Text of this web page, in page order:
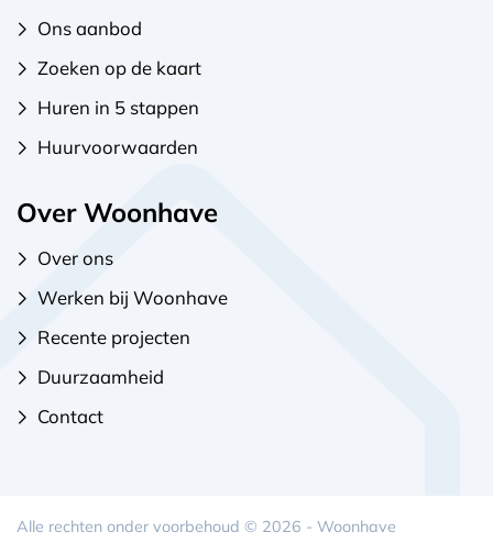
Ons aanbod
Zoeken op de kaart
Huren in 5 stappen
Huurvoorwaarden
Over Woonhave
Over ons
Werken bij Woonhave
Recente projecten
Duurzaamheid
Contact
Alle rechten onder voorbehoud © 2026 - Woonhave